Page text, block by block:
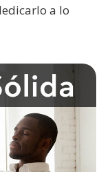
a lo